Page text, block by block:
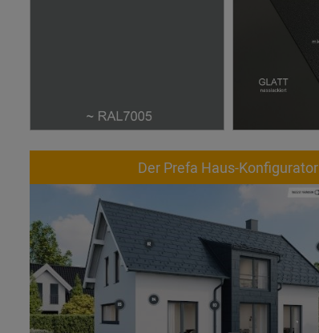
Der Prefa Haus-Konfigurator